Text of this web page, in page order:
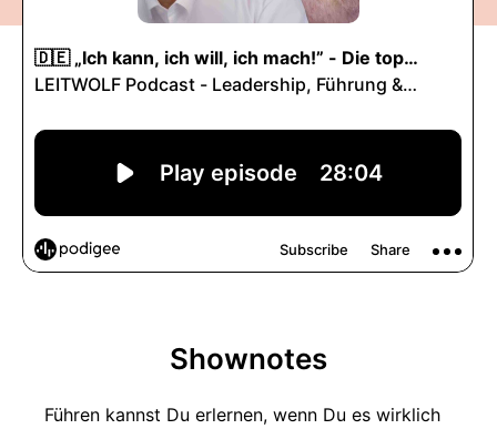
Shownotes
Führen kannst Du erlernen, wenn Du es wirklich